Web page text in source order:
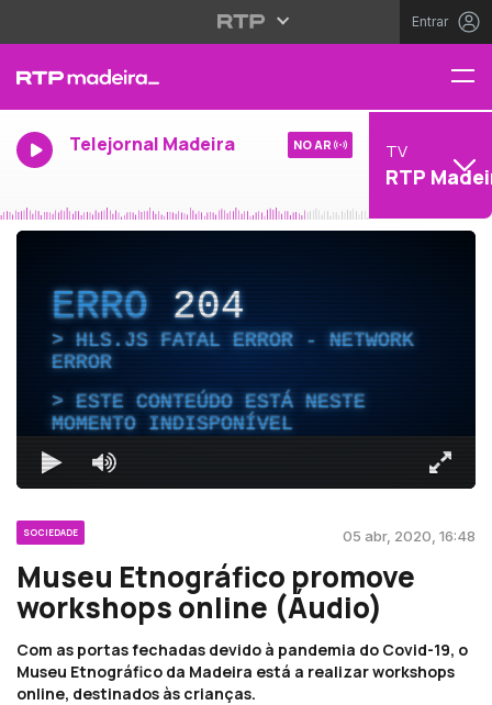
Entrar
Telejornal Madeira NO AR TV
RTP
ERRO204
HLS.JS FATAL ERROR - NETWORK
ERROR
ESTE CONTEÚDO ESTÁ NESTE
MOMENTO INDISPONÍVEL
SOCIEDADE 05 abr, 2020, 16:48
Museu Etnográfico promove
workshops online (Áudio)
Com as portas fechadas devido à pandemia do Covid-19, o
Museu Etnográfico da Madeira está a realizar workshops
online, destinados às crianças.